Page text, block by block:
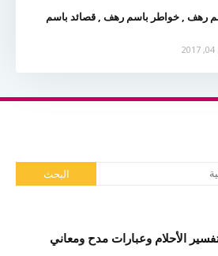
رهف , خواطر باسم رهف , قصائد باسم
الأحلام وعبارات مدح ومعاني